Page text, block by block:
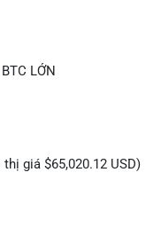
LỚN
giá $65,020.12 USD)
giao dịch này (ví dụ: